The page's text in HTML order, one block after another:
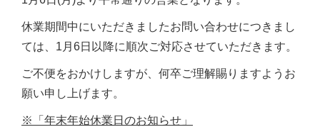
休業期間中にいただきましたお問い合わせにつきまし
ては、1月6日以降に順次ご対応させていただきます。
ご不便をおかけしますが、何卒ご理解賜りますようお
願い申し上げます。
※ 「年末年始休業日のお知らせ」